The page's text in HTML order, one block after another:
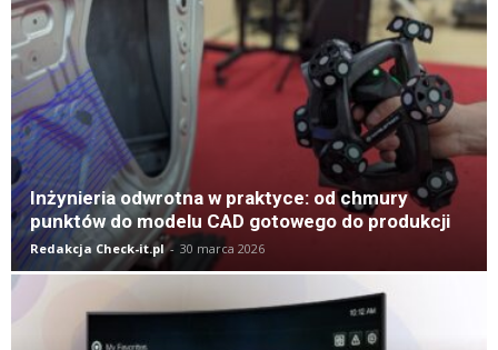
Inżynieria odwrotna w praktyce: od chmury
punktów do modelu CAD gotowego do produkcji
Redakcja Check-it.pl - 30 marca 2026